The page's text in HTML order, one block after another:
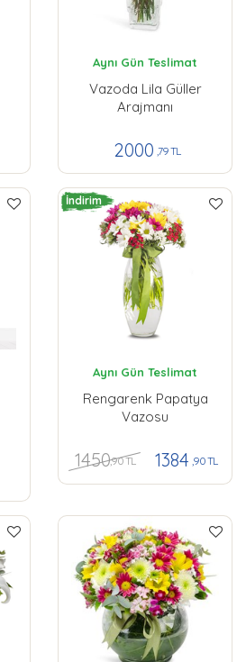
Aynı Gün Teslimat
Vazoda Lila Güller
Arajmanı
2000 ,79 TL
İndirim
Aynı Gün Teslimat
Rengarenk Papatya
Vazosu
1450,90 TL 1384 ,90 TL